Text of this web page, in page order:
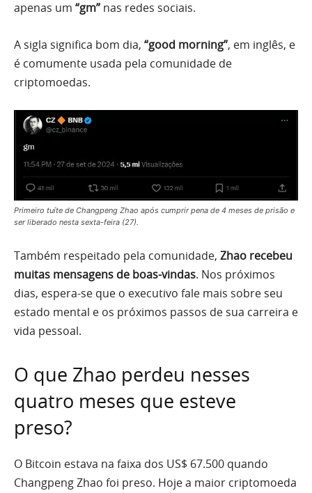
apenas um “gm” nas redes sociais.
A sigla significa bom dia, “good morning”, em inglês, e
é comumente usada pela comunidade de
criptomoedas.
Primeiro tuíte de Changpeng Zhao após cumprir pena de 4 meses de prisão e
ser liberado nesta sexta-feira (27).
Também respeitado pela comunidade, Zhao recebeu
muitas mensagens de boas-vindas. Nos próximos
dias, espera-se que o executivo fale mais sobre seu
estado mental e os próximos passos de sua carreira e
vida pessoal.
O que Zhao perdeu nesses
quatro meses que esteve
preso?
O Bitcoin estava na faixa dos US$ 67.500 quando
Changpeng Zhao foi preso. Hoje a maior criptomoeda